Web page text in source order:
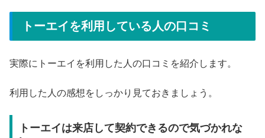
トーエイを利用している人の口コミ
実際にトーエイを利用した人の口コミを紹介します。
利用した人の感想をしっかり見ておきましょう。
トーエイは来店して契約できるので気づかれな